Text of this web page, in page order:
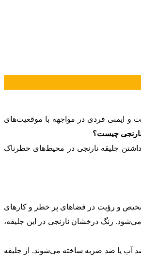
و ایمنی فردی در مواجهه با موقعیت‌های
چیست؟
جلیقه نارنجی در محیط‌های خطرناک
و رؤیت در فضاهای پر خطر و کارهای
رنگ درخشان نارنجی در این جلیقه،
آب یا ضد ضربه ساخته می‌شوند. از جلیقه